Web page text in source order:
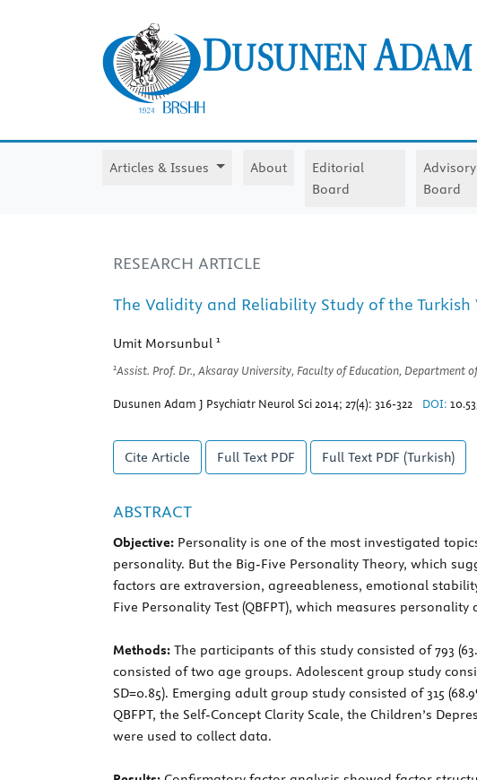
Articles & Issues About
Editorial
Board
Advisory
Board
RESEARCH ARTICLE
The Validity and Reliability Study of the
Umit Morsunbul 1
1Assist. Prof. Dr., Aksaray University, Faculty of Education, Department
Dusunen Adam J Psychiatr Neurol Sci 2014; 27(4): 316-322 DOI:
Cite Article Full Text PDF Full Text PDF (Turkish)
ABSTRACT
Objective: Personality is one of the most investigated
personality. But the Big-Five Personality Theory, which
factors are extraversion, agreeableness, emotional
Five Personality Test (QBFPT), which measures
Methods: The participants of this study consisted of 793
consisted of two age groups. Adolescent group study
SD=0.85). Emerging adult group study consisted of 315
QBFPT, the Self-Concept Clarity Scale, the Children’s
were used to collect data.